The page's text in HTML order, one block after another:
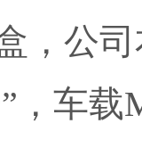
，公
，车